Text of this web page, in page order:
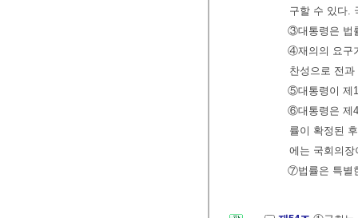
구할 수 있다.
③대통령은 법
④재의의 요구
찬성으로 전
⑤대통령이 제
⑥대통령은 제
률이 확정된
에는 국회의
⑦법률은 특별